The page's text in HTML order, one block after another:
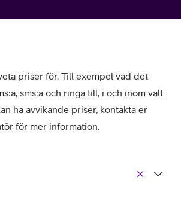
priser för. Till exempel vad det
sms:a och ringa till, i och inom valt
ha avvikande priser, kontakta er
för mer information.